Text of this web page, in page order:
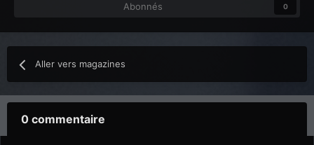
Abonnés 0
Aller vers magazines
0 commentaire